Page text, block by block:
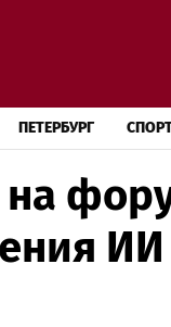
ПЕТЕРБУРГ